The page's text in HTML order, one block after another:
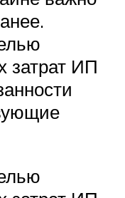
затрат ИП